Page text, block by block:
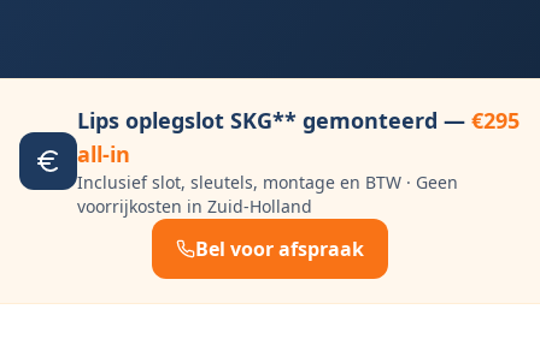
Lips oplegslot SKG** gemonteerd — €295
all-in
Inclusief slot, sleutels, montage en BTW · Geen
voorrijkosten in Zuid-Holland
Bel voor afspraak